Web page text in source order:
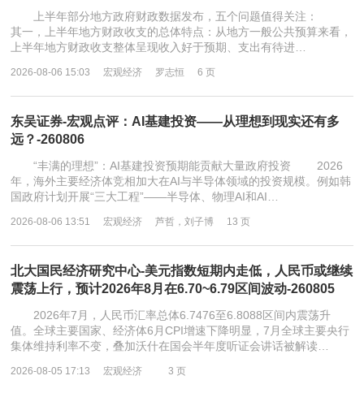
上半年部分地方政府财政数据发布，五个问题值得关注：
其一，上半年地方财政收支的总体特点：从地方一般公共预算来看，
上半年地方财政收支整体呈现收入好于预期、支出有待进…
2026-08-06 15:03 宏观经济 罗志恒 6 页
东吴证券-宏观点评：AI基建投资——从理想到现实还有多
远？-260806
“丰满的理想”：AI基建投资预期能贡献大量政府投资 2026
年，海外主要经济体竞相加大在AI与半导体领域的投资规模。例如韩
国政府计划开展“三大工程”——半导体、物理AI和AI…
2026-08-06 13:51 宏观经济 芦哲，刘子博 13 页
北大国民经济研究中心-美元指数短期内走低，人民币或继续
震荡上行，预计2026年8月在6.70~6.79区间波动-260805
2026年7月，人民币汇率总体6.7476至6.8088区间内震荡升
值。全球主要国家、经济体6月CPI增速下降明显，7月全球主要央行
集体维持利率不变，叠加沃什在国会半年度听证会讲话被解读…
2026-08-05 17:13 宏观经济 3 页